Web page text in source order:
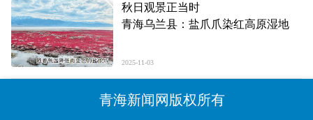
秋日观景正当时
青海乌兰县：盐爪爪染红高原湿地
2025-11-03
青海新闻网版权所有